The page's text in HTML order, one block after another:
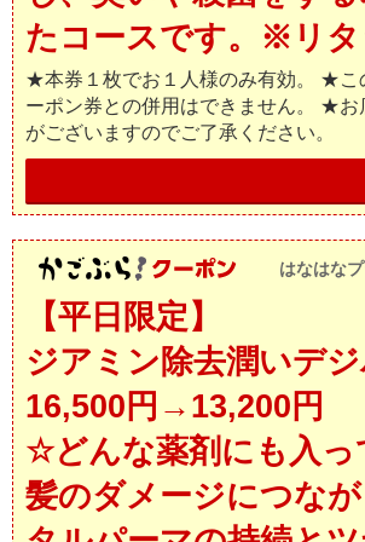
たコースです。※リタ
★本券１枚でお１人様のみ有効。 ★こ
ーポン券との併用はできません。 ★
がございますのでご了承ください。
はなはな
【平日限定】
ジアミン除去潤いデ
16,500円→13,200円
☆どんな薬剤にも入
髪のダメージにつな